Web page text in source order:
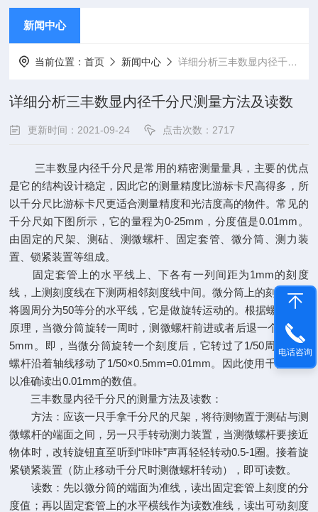
新闻中心
当前位置：首页 新闻中心 详细分析三丰数显内径千分尺测量方法及读数
详细分析三丰数显内径千分尺测量方法及读数
更新时间：2021-09-24 点击次数：2717
三丰数显内径千分尺 是常用的精密测量量具，主要的优点
是它的结构设计稳定，因此它的测量精度比游标卡尺高得多，所
以千分尺比游标卡尺更适合测量精度和光洁度高的物件。常见的
千分尺如下图所示，它的量程为0-25mm，分度值是0.01mm。
由固定的尺架、测砧、测微螺杆、固定套管、微分筒、测力装
置、锁紧装置等组成。
固定套管上的水平线上、下各有一列间距为1mm的刻度
线，上测刻度线在下测两相邻刻度线中间。微分筒上的刻度线是
将圆周分为50等分的水平线，它是做旋转运动的。根据螺旋运动
原理，当微分筒旋转一周时，测微螺杆前进或者后退一个螺距0.
5mm。即，当微分筒旋转一个刻度后，它转过了1/50周，这时
螺杆沿着轴线移动了1/50×0.5mm=0.01mm。因此使用千分尺可
以准确读出0.01mm的数值。
三丰数显内径千分尺的测量方法及读数：
方法：应该一只手拿千分尺的尺架，将待测物置于测砧与测
微螺杆的端面之间，另一只手转动测力装置，当测微螺杆要接近
物体时，改转旋钮直至听到“咔咔”声再轻轻转动0.5-1圈。接着旋
紧锁紧装置（防止移动千分尺时测微螺杆转动），即可读数。
读数：先以微分筒的端面为准线，读出固定套管上刻度的分
度值；再以固定套管上的水平横线作为读数准线，读出可动刻度
电话咨询